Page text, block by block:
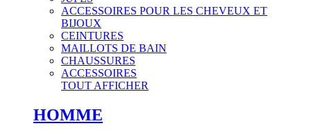
ACCESSOIRES POUR LES CHEVEUX ET
BIJOUX
CEINTURES
MAILLOTS DE BAIN
CHAUSSURES
ACCESSOIRES
TOUT AFFICHER
HOMME